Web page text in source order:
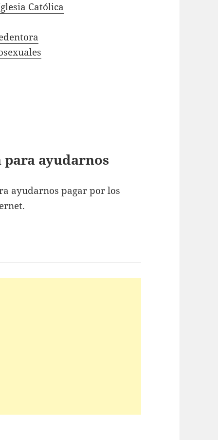
Católica
para ayudarnos
ayudarnos pagar por los